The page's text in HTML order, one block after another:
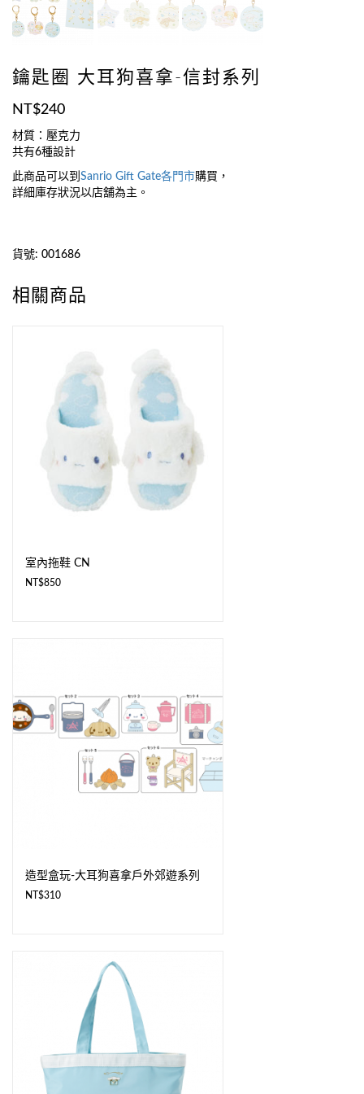
鑰匙圈 大耳狗喜拿-信封系列
NT$240
材質：壓克力
共有6種設計
此商品可以到 Sanrio Gift Gate各門市 購買，
詳細庫存狀況以店舖為主。
貨號: 001686
相關商品
室內拖鞋 CN
NT$850
造型盒玩-大耳狗喜拿戶外郊遊系列
NT$310